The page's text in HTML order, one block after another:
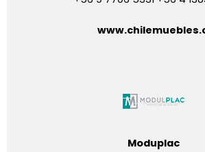
Moduplac